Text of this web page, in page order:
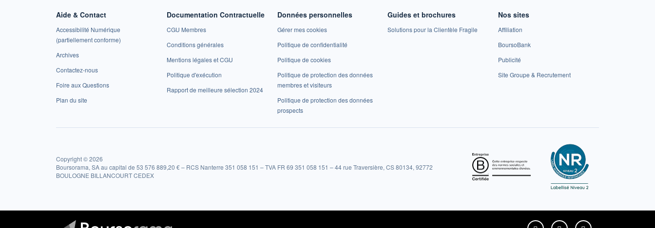
Aide & Contact
Accessibilité Numérique
(partiellement conforme)
Archives
Contactez-nous
Foire aux Questions
Plan du site
Documentation Contractuelle
CGU Membres
Conditions générales
Mentions légales et CGU
Politique d'exécution
Rapport de meilleure sélection 2024
Données personnelles
Gérer mes cookies
Politique de confidentialité
Politique de cookies
Politique de protection des données
membres et visiteurs
Politique de protection des données
prospects
Guides et brochures
Solutions pour la Clientèle Fragile
Nos sites
Affiliation
BoursoBank
Publicité
Site Groupe & Recrutement
Copyright © 2026
Boursorama, SA au capital de 53 576 889,20 € – RCS Nanterre 351 058 151 – TVA FR 69 351 058 151 – 44 rue Traversière, CS 80134, 92772
BOULOGNE BILLANCOURT CEDEX